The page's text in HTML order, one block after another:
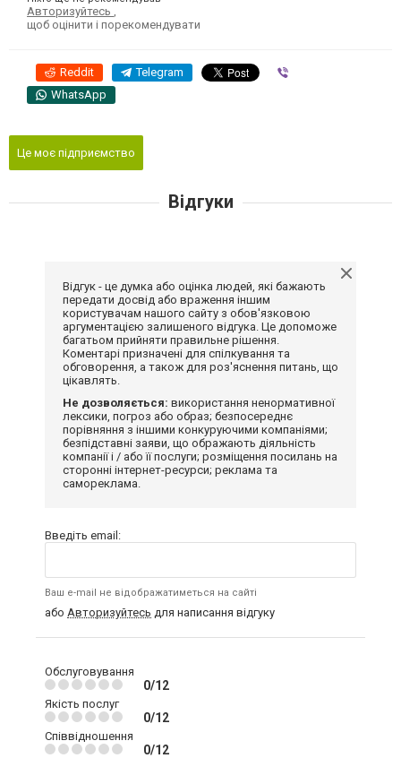
Авторизуйтесь
щоб оцінити і порекомендувати
Reddit Telegram
WhatsApp
Це моє підприємство
Відгуки
Відгук - це думка або оцінка людей, які бажають
передати досвід або враження іншим
користувачам нашого сайту з обов'язковою
аргументацією залишеного відгука. Це допоможе
багатьом прийняти правильне рішення.
Коментарі призначені для спілкування та
обговорення, а також для роз'яснення питань, що
цікавлять.
Не дозволяється: використання ненормативної
лексики, погроз або образ; безпосереднє
порівняння з іншими конкуруючими компаніями;
безпідставні заяви, що ображають діяльність
компанії і / або її послуги; розміщення посилань на
сторонні інтернет-ресурси; реклама та
самореклама.
Введіть email:
Ваш e-mail не відображатиметься на сайті
або Авторизуйтесь для написання відгуку
Обслуговування
0/12
Якість послуг
0/12
Співвідношення
0/12